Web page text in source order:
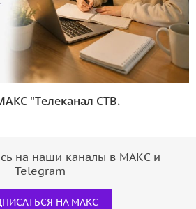
"Телеканал CТВ.
на наши каналы в МАКС и
Telegram
НА МАКС